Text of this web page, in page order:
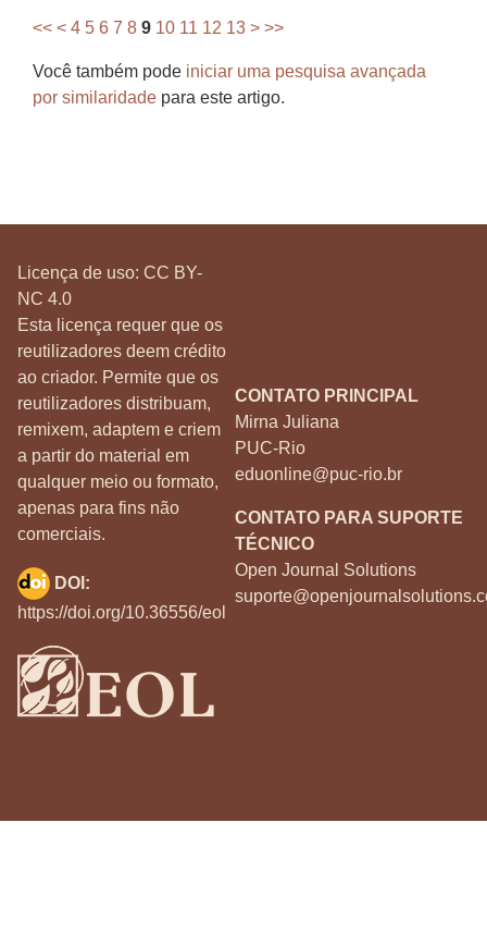
<< < 4 5 6 7 8 9 10 11 12 13 > >>
Você também pode iniciar uma pesquisa avançada
por similaridade para este artigo.
Licença de uso: CC BY-
NC 4.0
Esta licença requer que os
reutilizadores deem crédito
ao criador. Permite que os
reutilizadores distribuam,
remixem, adaptem e criem
a partir do material em
qualquer meio ou formato,
apenas para fins não
comerciais.
CONTATO PRINCIPAL
Mirna Juliana
PUC-Rio
eduonline@puc-rio.br
CONTATO PARA SUPORTE
TÉCNICO
Open Journal Solutions
DOI:
https://doi.org/10.36556/eol